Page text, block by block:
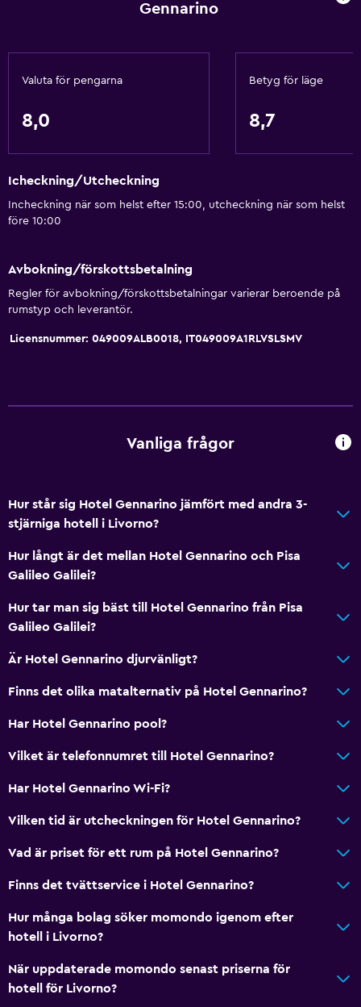
Gennarino
Valuta för pengarna
8,0
Betyg för läge
8,7
Icheckning/Utcheckning
Incheckning när som helst efter 15:00, utcheckning när som helst
före 10:00
Avbokning/förskottsbetalning
Regler för avbokning/förskottsbetalningar varierar beroende på
rumstyp och leverantör.
Licensnummer: 049009ALB0018, IT049009A1RLVSLSMV
Vanliga frågor
Hur står sig Hotel Gennarino jämfört med andra 3-
stjärniga hotell i Livorno?
Hur långt är det mellan Hotel Gennarino och Pisa
Galileo Galilei?
Hur tar man sig bäst till Hotel Gennarino från Pisa
Galileo Galilei?
Är Hotel Gennarino djurvänligt?
Finns det olika matalternativ på Hotel Gennarino?
Har Hotel Gennarino pool?
Vilket är telefonnumret till Hotel Gennarino?
Har Hotel Gennarino Wi-Fi?
Vilken tid är utcheckningen för Hotel Gennarino?
Vad är priset för ett rum på Hotel Gennarino?
Finns det tvättservice i Hotel Gennarino?
Hur många bolag söker momondo igenom efter
hotell i Livorno?
När uppdaterade momondo senast priserna för
hotell för Livorno?